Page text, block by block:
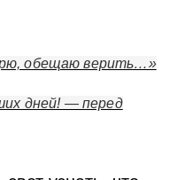
обещаю верить…»
дней! — перед